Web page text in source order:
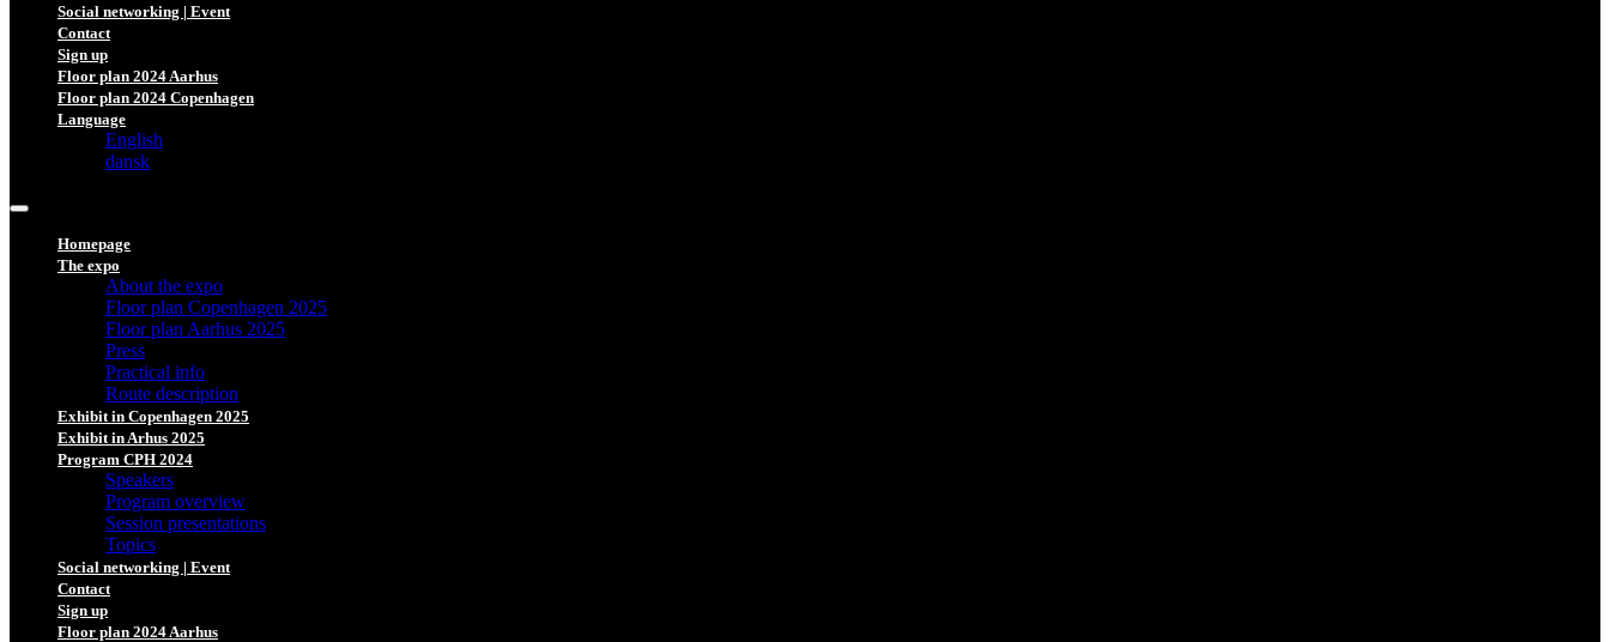
Social networking | Event
Contact
Sign up
Floor plan 2024 Aarhus
Floor plan 2024 Copenhagen
Language
English
dansk
Homepage
The expo
About the expo
Floor plan Copenhagen 2025
Floor plan Aarhus 2025
Press
Practical info
Route description
Exhibit in Copenhagen 2025
Exhibit in Arhus 2025
Program CPH 2024
Speakers
Program overview
Session presentations
Topics
Social networking | Event
Contact
Sign up
Floor plan 2024 Aarhus